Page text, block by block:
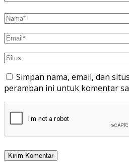
Simpan nama, email, dan
peramban ini untuk komentar